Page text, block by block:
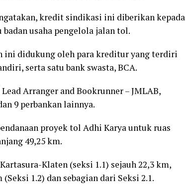
kredit sindikasi ini diberikan kepada
badan usaha pengelola jalan tol.
didukung oleh para kreditur yang terdiri
serta satu bank swasta, BCA.
Arranger and Bookrunner – JMLAB,
9 perbankan lainnya.
proyek tol Adhi Karya untuk ruas
49,25 km.
Klaten (seksi 1.1) sejauh 22,3 km,
1.2) dan sebagian dari Seksi 2.1.